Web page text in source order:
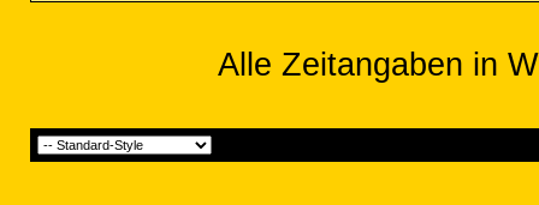
Alle Zeitangaben in